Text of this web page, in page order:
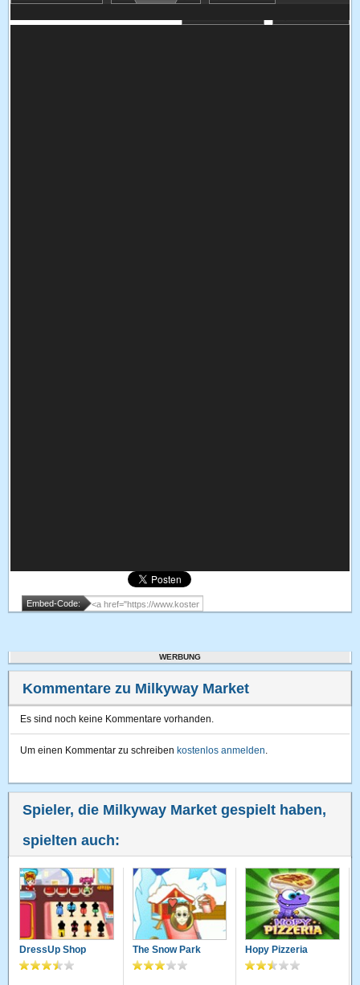
Embed-Code:
WERBUNG
Kommentare zu Milkyway Market
Es sind noch keine Kommentare vorhanden.
Um einen Kommentar zu schreiben kostenlos anmelden.
Spieler, die Milkyway Market gespielt haben,
spielten auch:
DressUp Shop The Snow Park Hopy Pizzeria